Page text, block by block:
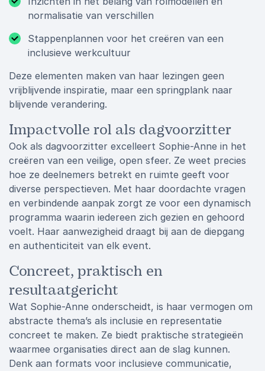
normalisatie van verschillen
Stappenplannen voor het creëren van een
inclusieve werkcultuur
Deze elementen maken van haar lezingen geen
vrijblijvende inspiratie, maar een springplank naar
blijvende verandering.
Impactvolle rol als dagvoorzitter
Ook als dagvoorzitter excelleert Sophie-Anne in het
creëren van een veilige, open sfeer. Ze weet precies
hoe ze deelnemers betrekt en ruimte geeft voor
diverse perspectieven. Met haar doordachte vragen
en verbindende aanpak zorgt ze voor een dynamisch
programma waarin iedereen zich gezien en gehoord
voelt. Haar aanwezigheid draagt bij aan de diepgang
en authenticiteit van elk event.
Concreet, praktisch en
resultaatgericht
Wat Sophie-Anne onderscheidt, is haar vermogen om
abstracte thema’s als inclusie en representatie
concreet te maken. Ze biedt praktische strategieën
waarmee organisaties direct aan de slag kunnen.
Denk aan formats voor inclusieve communicatie,